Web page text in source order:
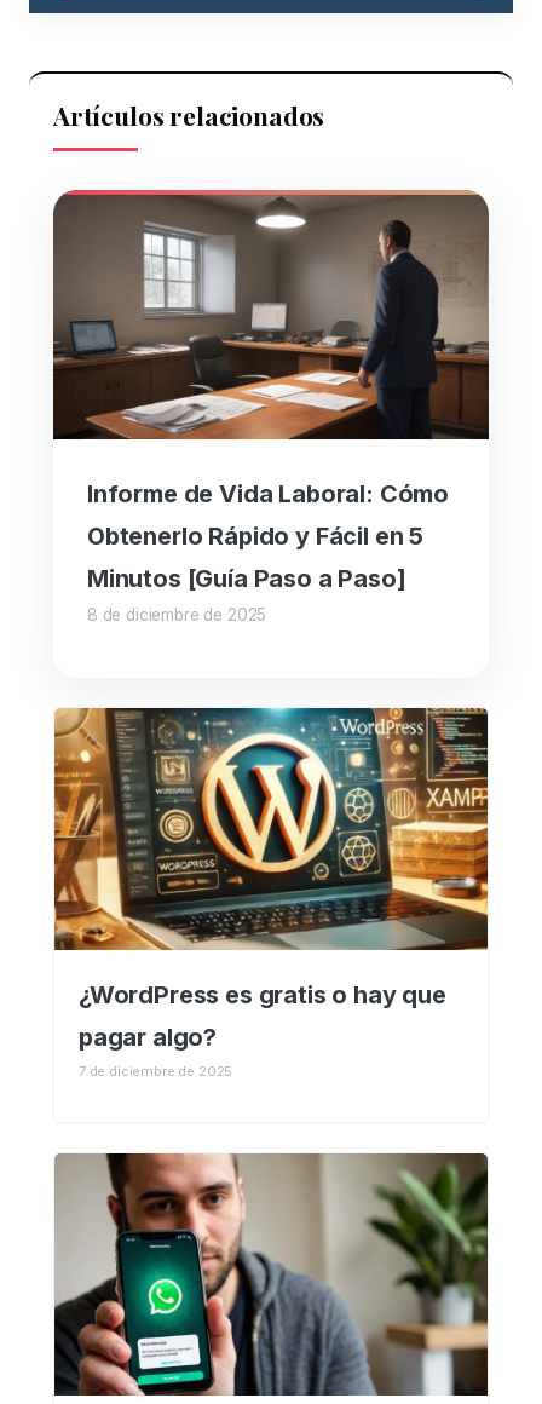
Artículos relacionados
Informe de Vida Laboral: Cómo
Obtenerlo Rápido y Fácil en 5
Minutos [Guía Paso a Paso]
8 de diciembre de 2025
¿WordPress es gratis o hay que
pagar algo?
7 de diciembre de 2025